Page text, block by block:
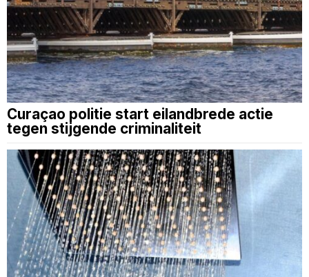
Curaçao politie start eilandbrede actie
tegen stijgende criminaliteit